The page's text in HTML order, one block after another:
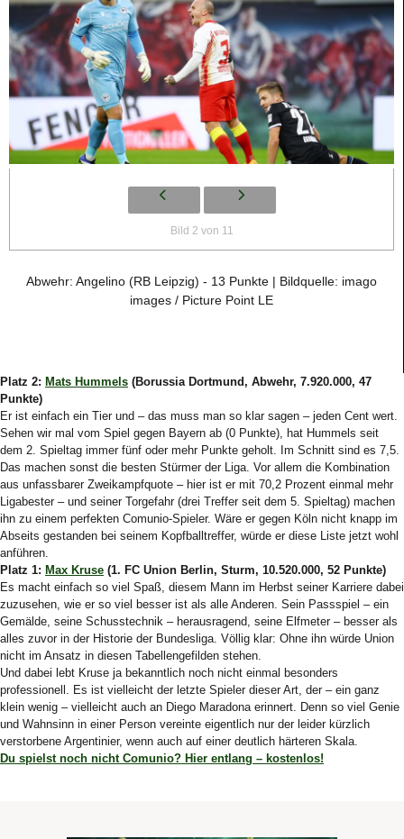
Bild 2 von 11
Abwehr: Angelino (RB Leipzig) - 13 Punkte | Bildquelle: imago
images / Picture Point LE
Platz 2: Mats Hummels (Borussia Dortmund, Abwehr, 7.920.000, 47
Punkte)
Er ist einfach ein Tier und – das muss man so klar sagen – jeden Cent wert.
Sehen wir mal vom Spiel gegen Bayern ab (0 Punkte), hat Hummels seit
dem 2. Spieltag immer fünf oder mehr Punkte geholt. Im Schnitt sind es 7,5.
Das machen sonst die besten Stürmer der Liga. Vor allem die Kombination
aus unfassbarer Zweikampfquote – hier ist er mit 70,2 Prozent einmal mehr
Ligabester – und seiner Torgefahr (drei Treffer seit dem 5. Spieltag) machen
ihn zu einem perfekten Comunio-Spieler. Wäre er gegen Köln nicht knapp im
Abseits gestanden bei seinem Kopfballtreffer, würde er diese Liste jetzt wohl
anführen.
Platz 1: Max Kruse (1. FC Union Berlin, Sturm, 10.520.000, 52 Punkte)
Es macht einfach so viel Spaß, diesem Mann im Herbst seiner Karriere dabei
zuzusehen, wie er so viel besser ist als alle Anderen. Sein Passspiel – ein
Gemälde, seine Schusstechnik – herausragend, seine Elfmeter – besser als
alles zuvor in der Historie der Bundesliga. Völlig klar: Ohne ihn würde Union
nicht im Ansatz in diesen Tabellengefilden stehen.
Und dabei lebt Kruse ja bekanntlich noch nicht einmal besonders
professionell. Es ist vielleicht der letzte Spieler dieser Art, der – ein ganz
klein wenig – vielleicht auch an Diego Maradona erinnert. Denn so viel Genie
und Wahnsinn in einer Person vereinte eigentlich nur der leider kürzlich
verstorbene Argentinier, wenn auch auf einer deutlich härteren Skala.
Du spielst noch nicht Comunio? Hier entlang – kostenlos!